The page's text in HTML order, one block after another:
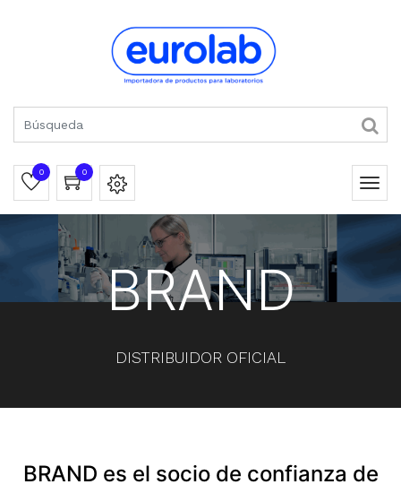
0 0
BRAND
DISTRIBUIDOR OFICIAL
BRAND es el socio de confianza de